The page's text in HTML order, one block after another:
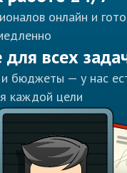
онлайн и
всех
бюджеты — у нас
каждой цели